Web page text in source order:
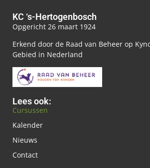
KC ‘s-Hertogenbosch
Opgericht 26 maart 1924
Erkend door de Raad van Beheer op
Gebied in Nederland
Lees ook:
Cursussen
Kalender
Nieuws
Contact